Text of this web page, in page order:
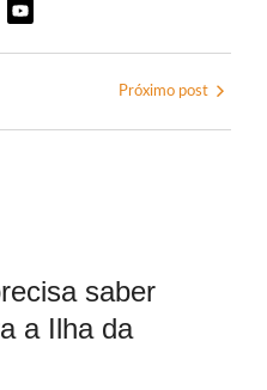
Próximo post
saber
a Ilha da